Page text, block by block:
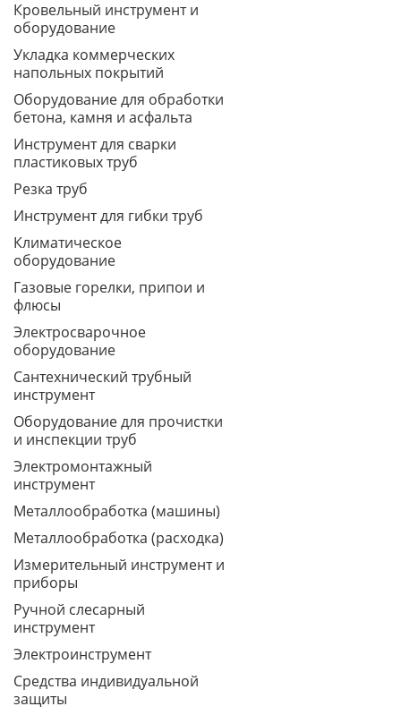
Кровельный инструмент и
оборудование
Укладка коммерческих
напольных покрытий
Оборудование для обработки
бетона, камня и асфальта
Инструмент для сварки
пластиковых труб
Резка труб
Инструмент для гибки труб
Климатическое
оборудование
Газовые горелки, припои и
флюсы
Электросварочное
оборудование
Сантехнический трубный
инструмент
Оборудование для прочистки
и инспекции труб
Электромонтажный
инструмент
Металлообработка (машины)
Металлообработка (расходка)
Измерительный инструмент и
приборы
Ручной слесарный
инструмент
Электроинструмент
Средства индивидуальной
защиты